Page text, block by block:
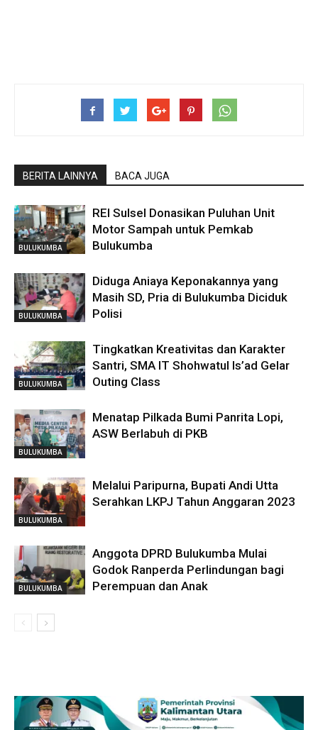
BERITA LAINNYA BACA JUGA
BULUKUMBA
REI Sulsel Donasikan Puluhan Unit
Motor Sampah untuk Pemkab
Bulukumba
BULUKUMBA
Diduga Aniaya Keponakannya yang
Masih SD, Pria di Bulukumba Diciduk
Polisi
BULUKUMBA
Tingkatkan Kreativitas dan Karakter
Santri, SMA IT Shohwatul Is’ad Gelar
Outing Class
BULUKUMBA
Menatap Pilkada Bumi Panrita Lopi,
ASW Berlabuh di PKB
BULUKUMBA
Melalui Paripurna, Bupati Andi Utta
Serahkan LKPJ Tahun Anggaran 2023
BULUKUMBA
Anggota DPRD Bulukumba Mulai
Godok Ranperda Perlindungan bagi
Perempuan dan Anak